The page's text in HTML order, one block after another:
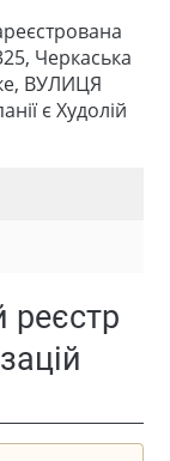
Черкаська
ВУЛИЦЯ
є Худолій